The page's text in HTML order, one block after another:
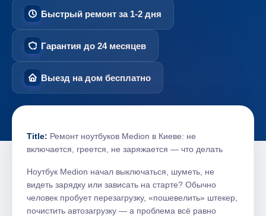
Быстрый ремонт за 1-2 дня
Гарантия до 24 месяцев
Выезд на дом бесплатно
Title: Ремонт ноутбуков Medion в Киеве: не
включается, греется, не заряжается — что делать
Ноутбук Medion начал выключаться, шуметь, не
видеть зарядку или зависать на старте? Обычно
человек пробует перезагрузку, «пошевелить» штекер,
почистить автозагрузку — а проблема всё равно